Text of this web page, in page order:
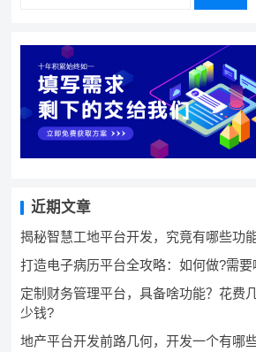
近期文章
揭秘智慧工地平台开发，究竟有哪些功
打造电子病历平台全攻略：如何做?需
定制财务管理平台，具备啥功能？花费
少钱?
地产平台开发前路几何，开发一个有哪